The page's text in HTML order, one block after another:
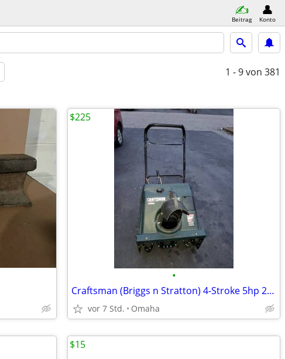
Beitrag Konto
1 - 9von 381
•
Craftsman (Briggs n Stratton) 4-Stroke 5hp 22" Snowblower w Elec Start
vor 7 Std. Omaha
$225
$15